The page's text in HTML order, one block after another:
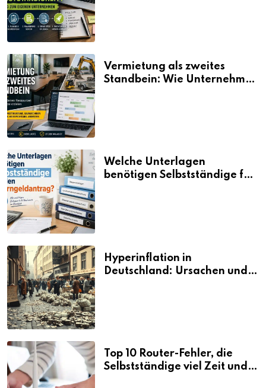
Vermietung als zweites
Standbein: Wie Unternehmen
Welche Unterlagen
benötigen Selbstständige für
Hyperinflation in
Deutschland: Ursachen und
Top 10 Router-Fehler, die
Selbstständige viel Zeit und